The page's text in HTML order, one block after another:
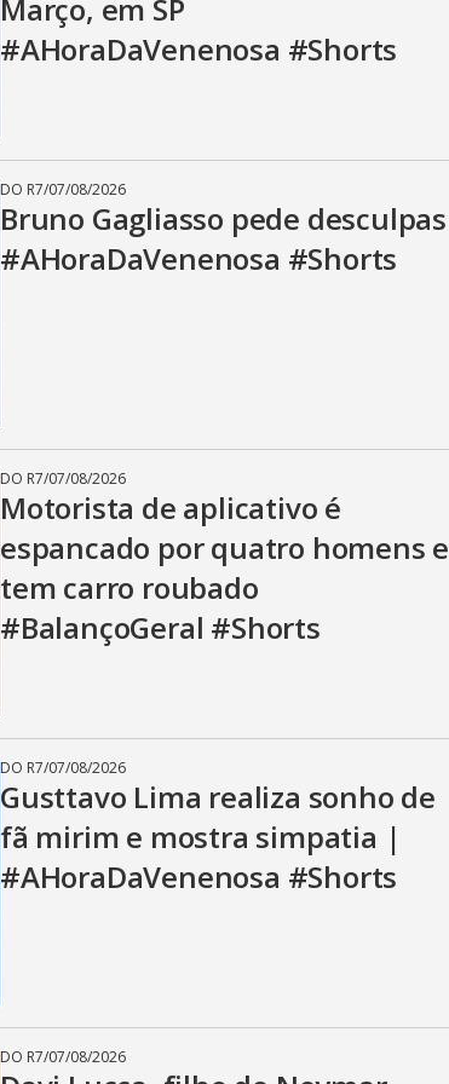
Março, em SP
#AHoraDaVenenosa #Shorts
DO R7/07/08/2026
Bruno Gagliasso pede desculpas
#AHoraDaVenenosa #Shorts
DO R7/07/08/2026
Motorista de aplicativo é
espancado por quatro homens e
tem carro roubado
#BalançoGeral #Shorts
DO R7/07/08/2026
Gusttavo Lima realiza sonho de
fã mirim e mostra simpatia |
#AHoraDaVenenosa #Shorts
DO R7/07/08/2026